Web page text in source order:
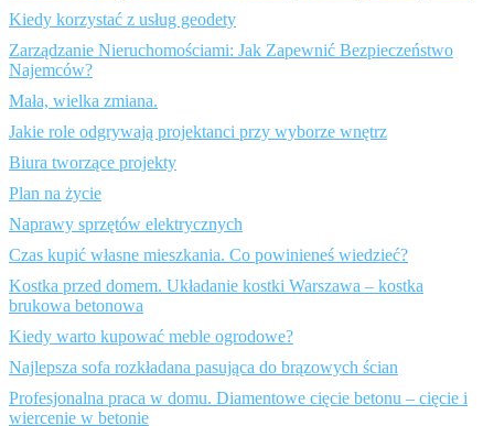
Kiedy korzystać z usług geodety
Zarządzanie Nieruchomościami: Jak Zapewnić Bezpieczeństwo
Najemców?
Mała, wielka zmiana.
Jakie role odgrywają projektanci przy wyborze wnętrz
Biura tworzące projekty
Plan na życie
Naprawy sprzętów elektrycznych
Czas kupić własne mieszkania. Co powinieneś wiedzieć?
Kostka przed domem. Układanie kostki Warszawa – kostka
brukowa betonowa
Kiedy warto kupować meble ogrodowe?
Najlepsza sofa rozkładana pasująca do brązowych ścian
Profesjonalna praca w domu. Diamentowe cięcie betonu – cięcie i
wiercenie w betonie